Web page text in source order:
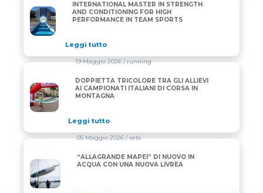
INTERNATIONAL MASTER IN STRENGTH AND
INTERNATIONAL MASTER IN STRENGTH
AND CONDITIONING FOR HIGH
PERFORMANCE IN TEAM SPORTS
Leggi tutto
DOPPIETTA TRICOLORE TRA GLI ALLIEVI AI
19 Maggio 2026/ running
DOPPIETTA TRICOLORE TRA GLI ALLIEVI
AI CAMPIONATI ITALIANI DI CORSA IN
MONTAGNA
Leggi tutto
“ALLAGRANDE MAPEI” DI NUOVO IN ACQUA CON
05 Maggio 2026/ vela
“ALLAGRANDE MAPEI” DI NUOVO IN
ACQUA CON UNA NUOVA LIVREA